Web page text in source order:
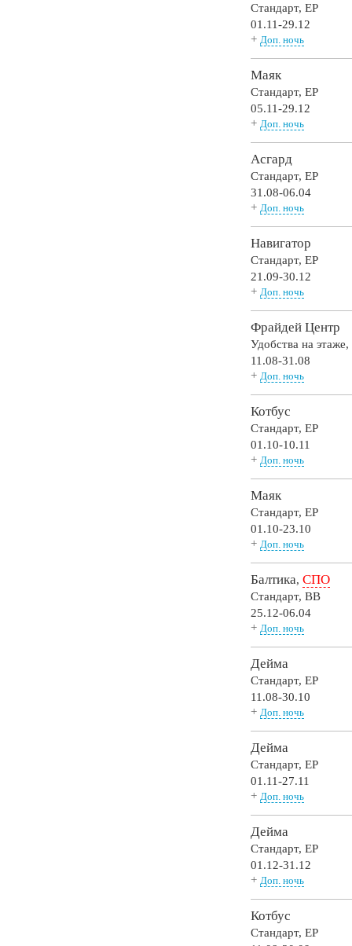
Стандарт,EP
01.11-29.12
+Доп. ночь
Маяк
Стандарт,EP
05.11-29.12
+Доп. ночь
Асгард
Стандарт,EP
31.08-06.04
+Доп. ночь
Навигатор
Стандарт,EP
21.09-30.12
+Доп. ночь
Фрайдей Центр
Удобства на этаже,
11.08-31.08
+Доп. ночь
Котбус
Стандарт,EP
01.10-10.11
+Доп. ночь
Маяк
Стандарт,EP
01.10-23.10
+Доп. ночь
Балтика,СПО
Стандарт,BB
25.12-06.04
+Доп. ночь
Дейма
Стандарт,EP
11.08-30.10
+Доп. ночь
Дейма
Стандарт,EP
01.11-27.11
+Доп. ночь
Дейма
Стандарт,EP
01.12-31.12
+Доп. ночь
Котбус
Стандарт,EP